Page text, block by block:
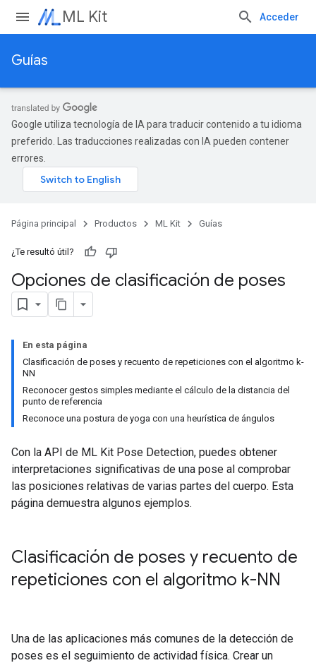
ML Kit Acceder
Guías
Google utiliza tecnología de IA para traducir contenido a tu idioma
preferido. Las traducciones realizadas con IA pueden contener
errores.
Página principal Productos ML Kit Guías
¿Te resultó útil?
Opciones de clasificación de poses
En esta página
Clasificación de poses y recuento de repeticiones con el algoritmo k-
NN
Reconocer gestos simples mediante el cálculo de la distancia del
punto de referencia
Reconoce una postura de yoga con una heurística de ángulos
Con la API de ML Kit Pose Detection, puedes obtener
interpretaciones significativas de una pose al comprobar
las posiciones relativas de varias partes del cuerpo. Esta
página demuestra algunos ejemplos.
Clasificación de poses y recuento de
repeticiones con el algoritmo k-NN
Una de las aplicaciones más comunes de la detección de
poses es el seguimiento de actividad física. Crear un